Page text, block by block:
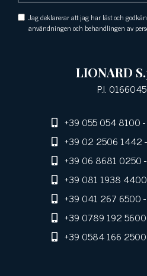
Jag deklarerar att jag har läst och
användningen och behandlingen av
LIONARD
P.I.
+39 055 054 8100
+39 02 2506 1442
+39 06 8681 0250
+39 081 1938 4400
+39 041 267 6500
+39 0789 192 5600
+39 0584 166 2500